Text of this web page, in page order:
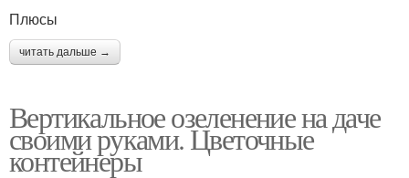
Плюсы
читать дальше →
Вертикальное озеленение на даче
своими руками. Цветочные
контейнеры